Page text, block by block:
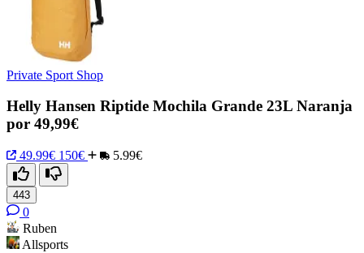
Private Sport Shop
Helly Hansen Riptide Mochila Grande 23L Naranja
por 49,99€
49.99€ 150€ 5.99€
443
0
Ruben
Allsports